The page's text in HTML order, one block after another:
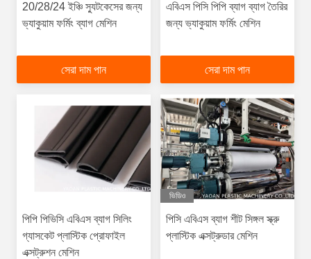
20/28/24 ইঞ্চি স্যুটকেসের জন্য
ভ্যাকুয়াম ফর্মিং ব্যাগ মেশিন
সেরা দাম পান
এবিএস পিসি পিপি ব্যাগ ব্যাগ তৈরির
জন্য ভ্যাকুয়াম ফর্মিং মেশিন
সেরা দাম পান
পিপি পিভিসি এবিএস ব্যাগ সিলিং
গ্যাসকেট প্লাস্টিক প্রোফাইল
এক্সট্রুশন মেশিন
ভিডিও
পিসি এবিএস ব্যাগ শীট সিঙ্গল স্ক্রু
প্লাস্টিক এক্সট্রুডার মেশিন